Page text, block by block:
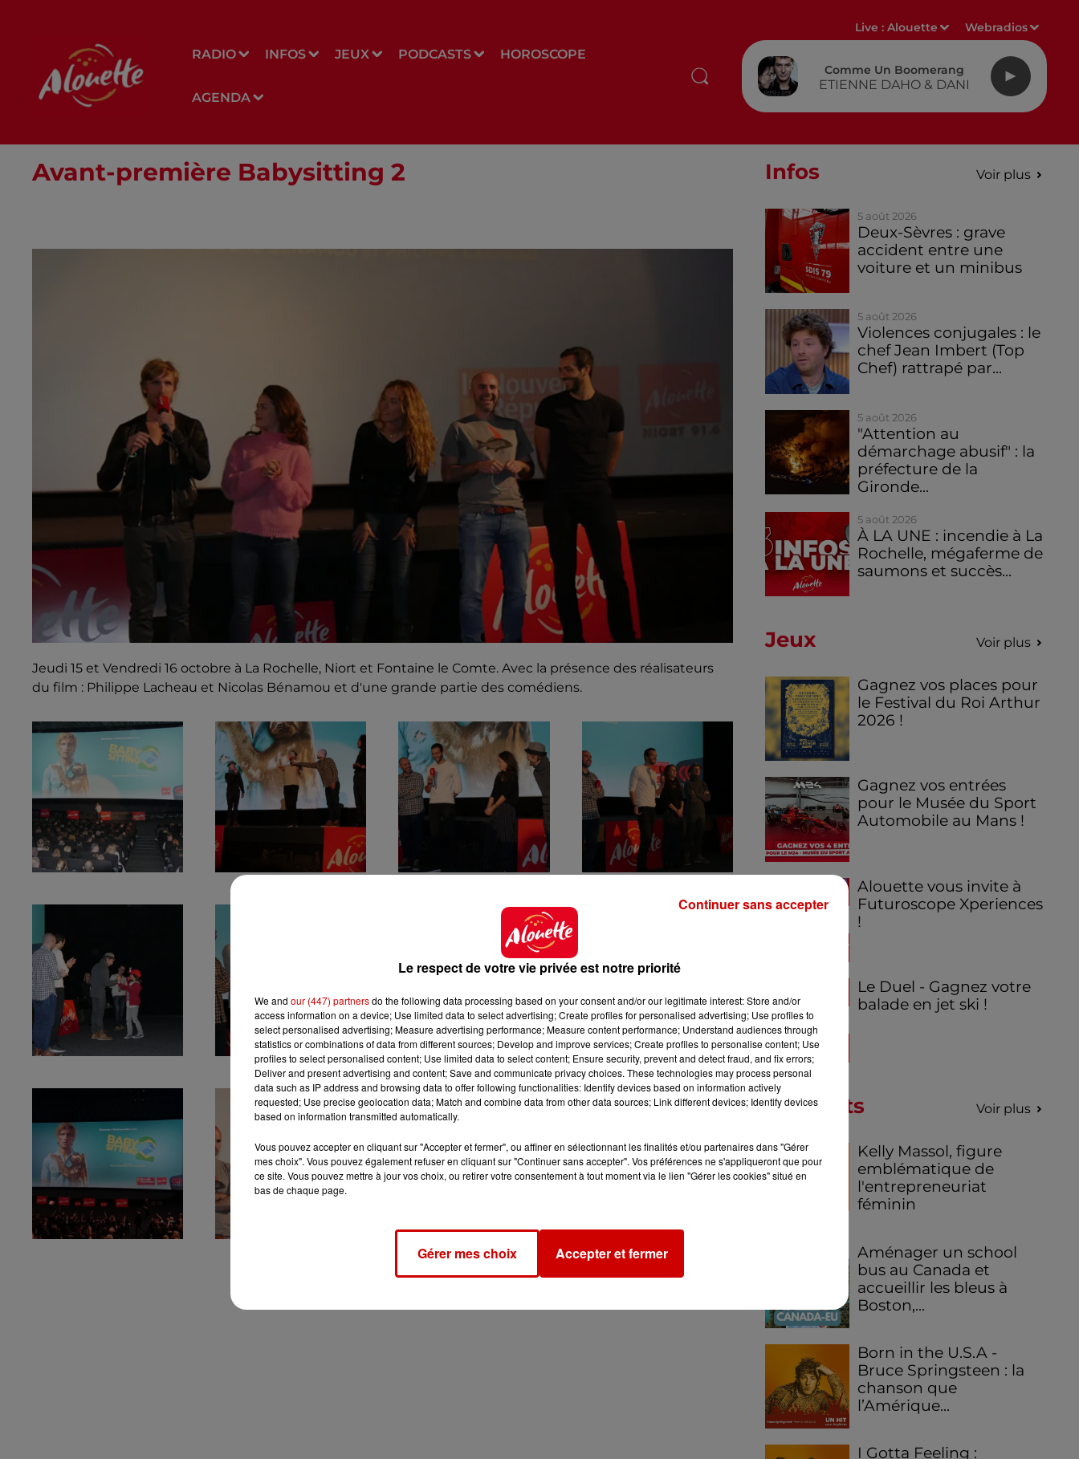
RADIO INFOS JEUX PODCASTS HOROSCOPE
AGENDA
Live :Alouette Webradios
Comme Un Boomerang
ETIENNE DAHO & DANI
Avant-première Babysitting 2
Jeudi 15 et Vendredi 16 octobre à La Rochelle, Niort et Fontaine le Comte. Avec la présence des réalisateurs
du film : Philippe Lacheau et Nicolas Bénamou et d'une grande partie des comédiens.
Infos Voir plus
5 août 2026
Deux-Sèvres : grave
accident entre une
voiture et un minibus
5 août 2026
Violences conjugales : le
chef Jean Imbert (Top
Chef) rattrapé par...
5 août 2026
"Attention au
démarchage abusif" : la
préfecture de la
Gironde...
5 août 2026
À LA UNE : incendie à La
Rochelle, mégaferme de
saumons et succès...
Jeux Voir plus
Gagnez vos places pour
le Festival du Roi Arthur
2026 !
Gagnez vos entrées
pour le Musée du Sport
Automobile au Mans !
Alouette vous invite à
Futuroscope Xperiences
!
Le Duel - Gagnez votre
balade en jet ski !
Podcasts Voir plus
Kelly Massol, figure
emblématique de
l'entrepreneuriat
féminin
Aménager un school
bus au Canada et
accueillir les bleus à
Boston,...
Born in the U.S.A -
Bruce Springsteen : la
chanson que
l’Amérique...
I Gotta Feeling :
Le respect de votre vie privée est notre priorité
We and our (447) partnersdo the following data processing based on your consent and/or our legitimate interest: Store and/or
access information on a device; Use limited data to select advertising; Create profiles for personalised advertising; Use profiles to
select personalised advertising; Measure advertising performance; Measure content performance; Understand audiences through
statistics or combinations of data from different sources; Develop and improve services; Create profiles to personalise content; Use
profiles to select personalised content; Use limited data to select content; Ensure security, prevent and detect fraud, and fix errors;
Deliver and present advertising and content; Save and communicate privacy choices. These technologies may process personal
data such as IP address and browsing data to offer following functionalities: Identify devices based on information actively
requested; Use precise geolocation data; Match and combine data from other data sources; Link different devices; Identify devices
based on information transmitted automatically.
Vous pouvez accepter en cliquant sur "Accepter et fermer", ou affiner en sélectionnant les finalités et/ou partenaires dans "Gérer
mes choix". Vous pouvez également refuser en cliquant sur "Continuer sans accepter". Vos préférences ne s'appliqueront que pour
ce site. Vous pouvez mettre à jour vos choix, ou retirer votre consentement à tout moment via le lien "Gérer les cookies" situé en
bas de chaque page.
Gérer mes choix Accepter et fermer
Continuer sans accepter